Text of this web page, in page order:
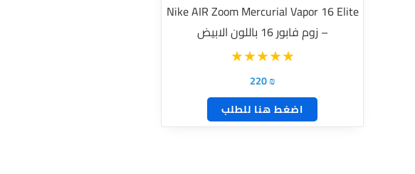
Nike AIR Zoom Mercurial Vapor 16 Elite
– زوم فابور 16 باللون الابيض
220₪
اضغط هنا للطلب
اختيار
الخيارات
على
صفحة
المنتج